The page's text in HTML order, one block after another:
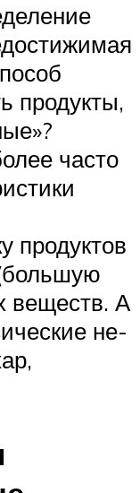
продукты,
часто
продуктов
веществ. А
не-